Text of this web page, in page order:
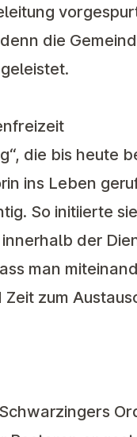
die
die bis heute
ins Leben
So initiierte
der
man
zum